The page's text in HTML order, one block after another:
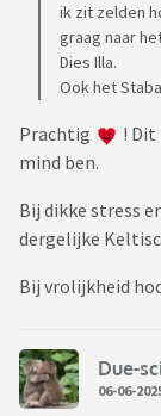
ik zit zelden
graag naar
Dies Illa.
Ook het
Prachtig
!
mind ben.
Bij dikke stress
dergelijke
Bij vrolijkheid
Due-
06-06-